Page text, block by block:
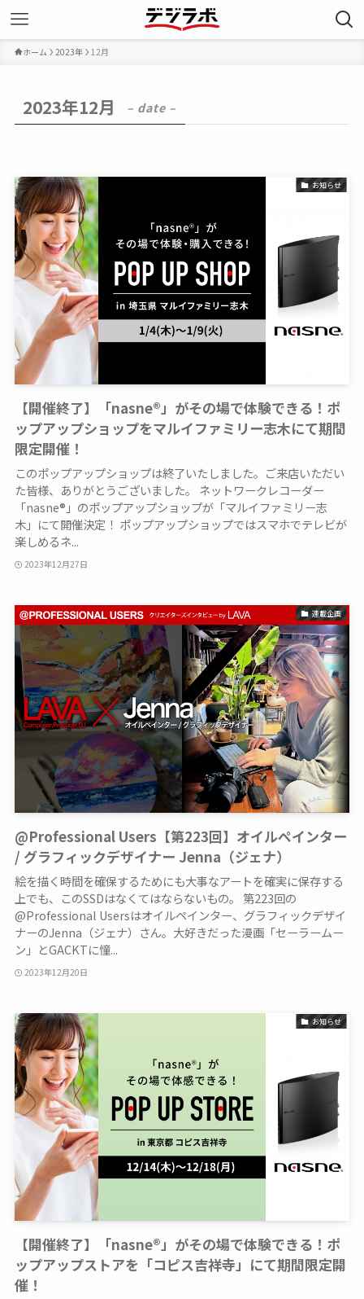
ホーム 2023年 12月
2023年12月 – date –
お知らせ
【開催終了】「nasne®」がその場で体験できる！ポ
ップアップショップをマルイファミリー志木にて期間
限定開催！
このポップアップショップは終了いたしました。ご来店いただい
た皆様、ありがとうございました。 ネットワークレコーダー
「nasne®」のポップアップショップが「マルイファミリー志
木」にて開催決定！ ポップアップショップではスマホでテレビが
楽しめるネ...
2023年12月27日
連載企画
@Professional Users【第223回】オイルペインター
/ グラフィックデザイナー Jenna（ジェナ）
絵を描く時間を確保するためにも大事なアートを確実に保存する
上でも、このSSDはなくてはならないもの。 第223回の
@Professional Usersはオイルペインター、グラフィックデザイ
ナーのJenna（ジェナ）さん。大好きだった漫画「セーラームー
ン」とGACKTに憧...
2023年12月20日
お知らせ
【開催終了】「nasne®」がその場で体験できる！ポ
ップアップストアを「コピス吉祥寺」にて期間限定開
催！